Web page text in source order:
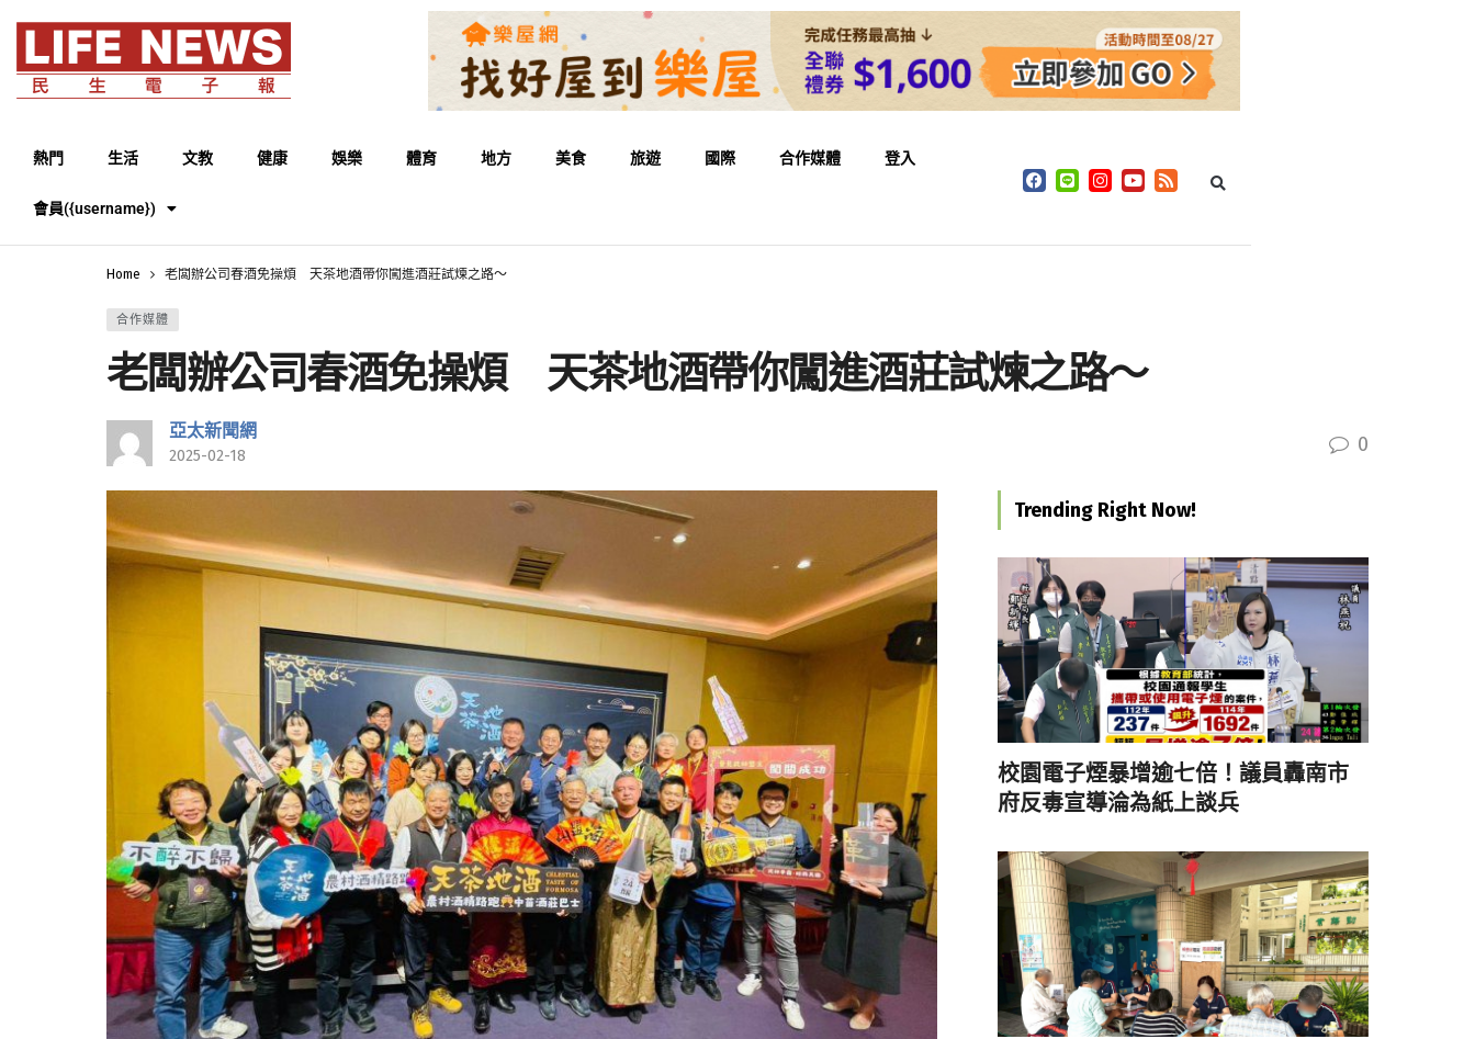
熱門 生活 文教 健康 娛樂 體育 地方 美食 旅遊 國際 合作媒體 登入
會員({username})
Home 老闆辦公司春酒免操煩 天茶地酒帶你闖進酒莊試煉之路～
合作媒體
老闆辦公司春酒免操煩 天茶地酒帶你闖進酒莊試煉之路～
亞太新聞網
2025-02-18 0
Trending Right Now!
校園電子煙暴增逾七倍！議員轟南市
府反毒宣導淪為紙上談兵